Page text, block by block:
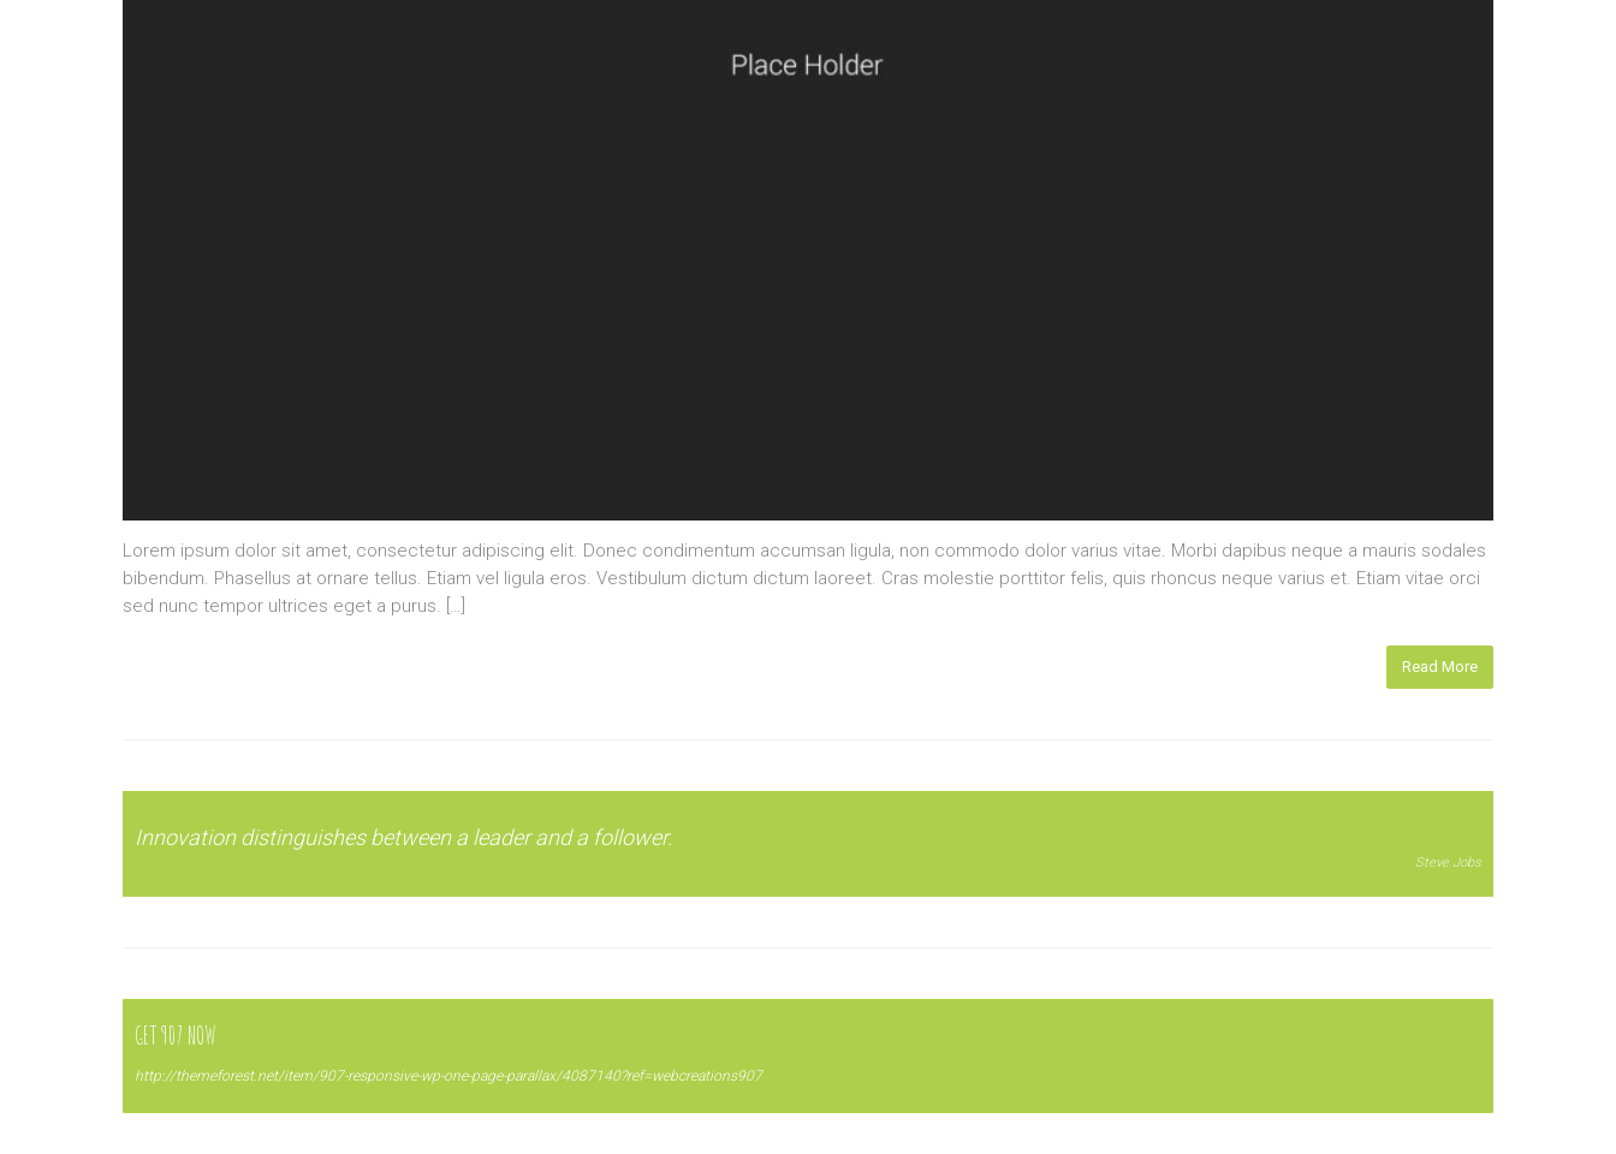
Lorem ipsum dolor sit amet, consectetur adipiscing elit. Donec condimentum accumsan ligula, non commodo dolor varius vitae. Morbi dapibus neque a mauris sodales
bibendum. Phasellus at ornare tellus. Etiam vel ligula eros. Vestibulum dictum dictum laoreet. Cras molestie porttitor felis, quis rhoncus neque varius et. Etiam vitae orci
sed nunc tempor ultrices eget a purus. […]
Read More
Innovation distinguishes between a leader and a follower.
Steve Jobs
GET 907 NOW
http://themeforest.net/item/907-responsive-wp-one-page-parallax/4087140?ref=webcreations907